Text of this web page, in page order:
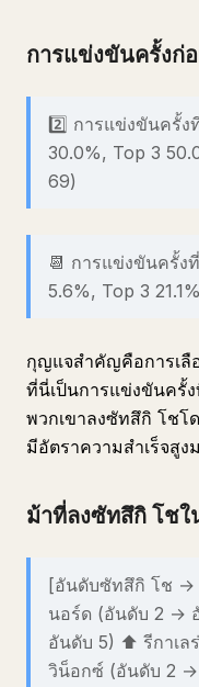
การแข่งขันครั้งก่
2️⃣ การแข่งขันครั้ง
30.0%, Top 3
69)
📆 การแข่งขันครั้ง
5.6%, Top 3
กุญแจสำคัญคือการเลื
ที่นี่เป็นการแข่งขันครั้
พวกเขาลงซัทสึกิ โชโ
มีอัตราความสำเร็จสูง
ม้าที่ลงซัทสึกิ โช
[อันดับซัทสึกิ โช →
นอร์ด (อันดับ 2 →
อันดับ 5) ⬆️ รีกาเ
วิน็อกซ์ (อันดับ 2